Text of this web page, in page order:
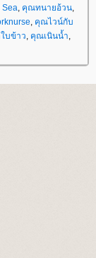
, คุณทนายอ้วน,
, คุณไวน์กับ
บข้าว, คุณเนินน้ำ,